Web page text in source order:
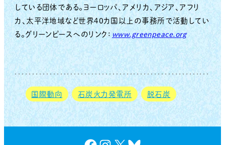
している団体である。ヨーロッパ、アメリカ、アジア、アフリ
カ、太平洋地域など世界40カ国以上の事務所で活動してい
る。グリーンピースへのリンク： www.greenpeace.org
国際動向 石炭火力発電所 脱石炭